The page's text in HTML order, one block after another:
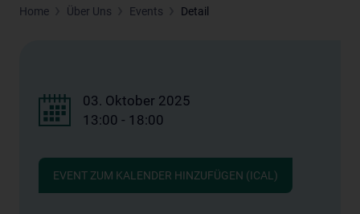
Home Über Uns Events Detail
03. Oktober 2025
13:00 - 18:00
EVENT ZUM KALENDER HINZUFÜGEN (ICAL)